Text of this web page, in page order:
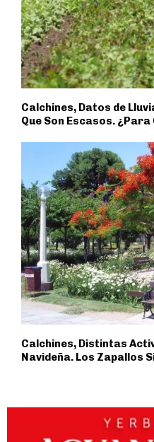
Calchines, Datos de
Que Son Escasos.
Calchines, Distintas
Navideña. Los Zapallos